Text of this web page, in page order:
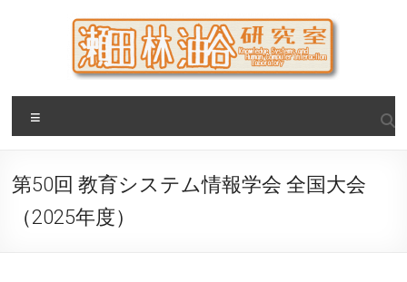
瀬田・林・油谷研究室
大阪公立大学 大学院 情報学研究科 学際情報学専攻 / 大阪府
立大学 理学部 情報数理科学科(大学院 理学系研究科 情報数理
第50回 教育システム情報学会 全国大会
（2025年度）